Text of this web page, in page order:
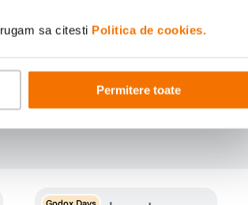
sa citesti Politica de cookies.
Permitere toate